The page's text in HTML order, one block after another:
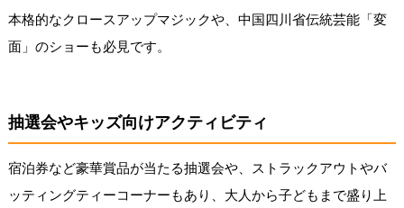
本格的なクロースアップマジックや、中国四川省伝統芸能「変
面」のショーも必見です。
抽選会やキッズ向けアクティビティ
宿泊券など豪華賞品が当たる抽選会や、ストラックアウトやバ
ッティングティーコーナーもあり、大人から子どもまで盛り上